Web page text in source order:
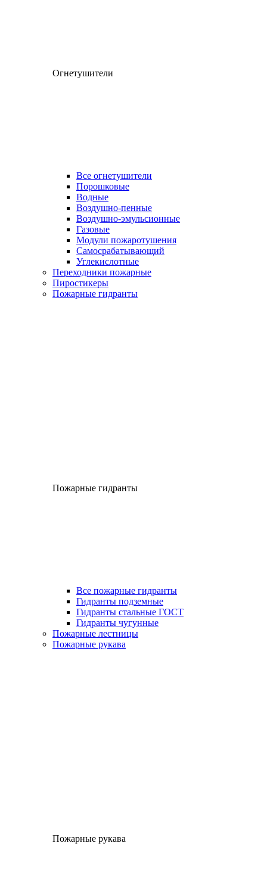
Огнетушители
Все огнетушители
Порошковые
Водные
Воздушно-пенные
Воздушно-эмульсионные
Газовые
Модули пожаротушения
Самосрабатывающий
Углекислотные
Переходники пожарные
Пиростикеры
Пожарные гидранты
Пожарные гидранты
Все пожарные гидранты
Гидранты подземные
Гидранты стальные ГОСТ
Гидранты чугунные
Пожарные лестницы
Пожарные рукава
Пожарные рукава